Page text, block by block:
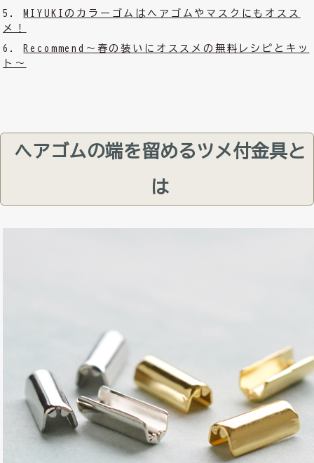
MIYUKIのカラーゴムはヘアゴムやマスクにもオスス
メ！
Recommend～春の装いにオススメの無料レシピとキッ
ト～
ヘアゴムの端を留めるツメ付金具と
は